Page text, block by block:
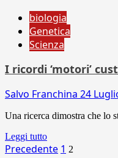
biologia
Genetica
Scienza
I ricordi ‘motori’
Salvo Franchina 24
Una ricerca dimostra che lo
Leggi tutto
Paginazione
Precedente 1 2